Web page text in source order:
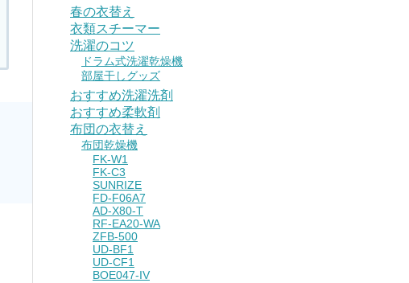
春の衣替え
衣類スチーマー
洗濯のコツ
ドラム式洗濯乾燥機
部屋干しグッズ
おすすめ洗濯洗剤
おすすめ柔軟剤
布団の衣替え
布団乾燥機
FK-W1
FK-C3
SUNRIZE
FD-F06A7
AD-X80-T
RF-EA20-WA
ZFB-500
UD-BF1
UD-CF1
BOE047-IV